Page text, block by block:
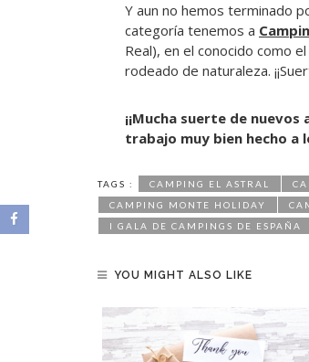
Y aun no hemos terminado
categoría tenemos a
Real), en el conocido como
rodeado de naturaleza.
¡¡Mucha suerte de
trabajo muy bien hecho a
TAGS : CAMPING EL ASTRAL
CAMPING MONTE HOLIDAY
I GALA DE CAMPINGS DE ESPAÑA
YOU MIGHT ALSO LIKE